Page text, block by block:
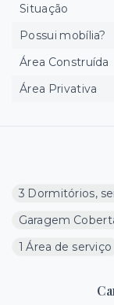
3 Dormitórios,
Garagem
1 Área de serviço
Situação
Possui mobília?
Área Construída
Área Privativa